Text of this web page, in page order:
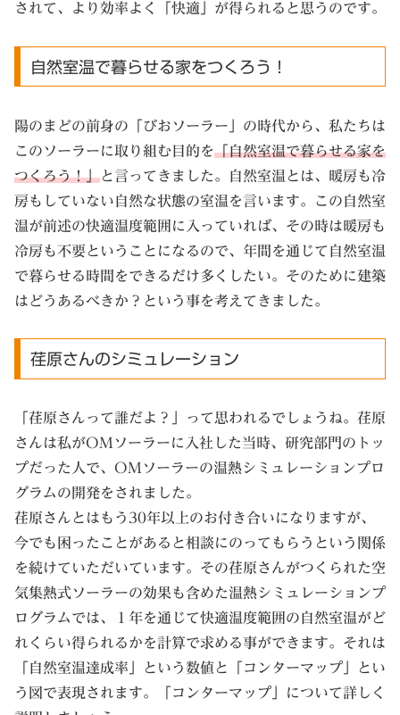
されて、より効率よく「快適」が得られると思うのです。
自然室温で暮らせる家をつくろう！
陽のまどの前身の「びおソーラー」の時代から、私たちは
このソーラーに取り組む目的を「自然室温で暮らせる家を
つくろう！」と言ってきました。自然室温とは、暖房も冷
房もしていない自然な状態の室温を言います。この自然室
温が前述の快適温度範囲に入っていれば、その時は暖房も
冷房も不要ということになるので、年間を通じて自然室温
で暮らせる時間をできるだけ多くしたい。そのために建築
はどうあるべきか？という事を考えてきました。
荏原さんのシミュレーション
「荏原さんって誰だよ？」って思われるでしょうね。荏原
さんは私がOMソーラーに入社した当時、研究部門のトッ
プだった人で、OMソーラーの温熱シミュレーションプロ
グラムの開発をされました。
荏原さんとはもう30年以上のお付き合いになりますが、
今でも困ったことがあると相談にのってもらうという関係
を続けていただいています。その荏原さんがつくられた空
気集熱式ソーラーの効果も含めた温熱シミュレーションプ
ログラムでは、１年を通じて快適温度範囲の自然室温がど
れくらい得られるかを計算で求める事ができます。それは
「自然室温達成率」という数値と「コンターマップ」とい
う図で表現されます。「コンターマップ」について詳しく